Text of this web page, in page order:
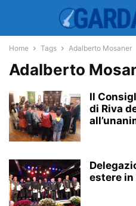
Home Tags Adalberto Mosaner
Adalberto
Il
di Riva
estere in